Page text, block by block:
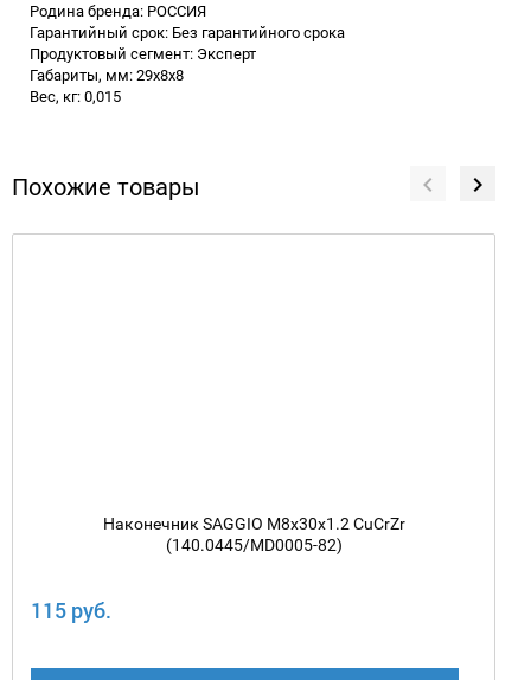
Родина бренда: РОССИЯ
Гарантийный срок: Без гарантийного срока
Продуктовый сегмент: Эксперт
Габариты, мм: 29х8х8
Вес, кг: 0,015
Похожие товары
Наконечник SAGGIO M8х30х1.2 CuCrZr
(140.0445/MD0005-82)
115 руб.